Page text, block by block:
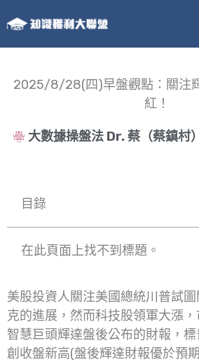
至
主
2025/8/28(四)早盤觀點：關注
紅！
大數據操盤法 Dr. 蔡（蔡鎮村）
目錄
在此頁面上找不到標題。
美股投資人關注美國總統川普試
克的進展，然而科技股領軍大漲
智慧巨頭輝達盤後公布的財報，
創收盤新高(盤後輝達財報優於預